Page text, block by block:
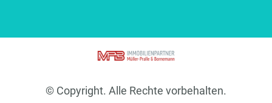
© Copyright. Alle Rechte vorbehalten.